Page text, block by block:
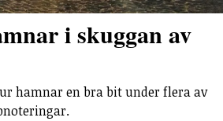
i skuggan av
hamnar en bra bit under flera av